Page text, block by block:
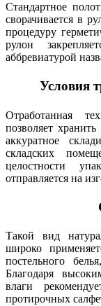
Стандартное
сворачивается в
процедуру
рулон
аббревиатурой
Условия
Отработанная
позволяет
аккуратное
складских
целостности
отправляется на
Такой вид
широко
постельного
Благодаря
влаги
протирочных